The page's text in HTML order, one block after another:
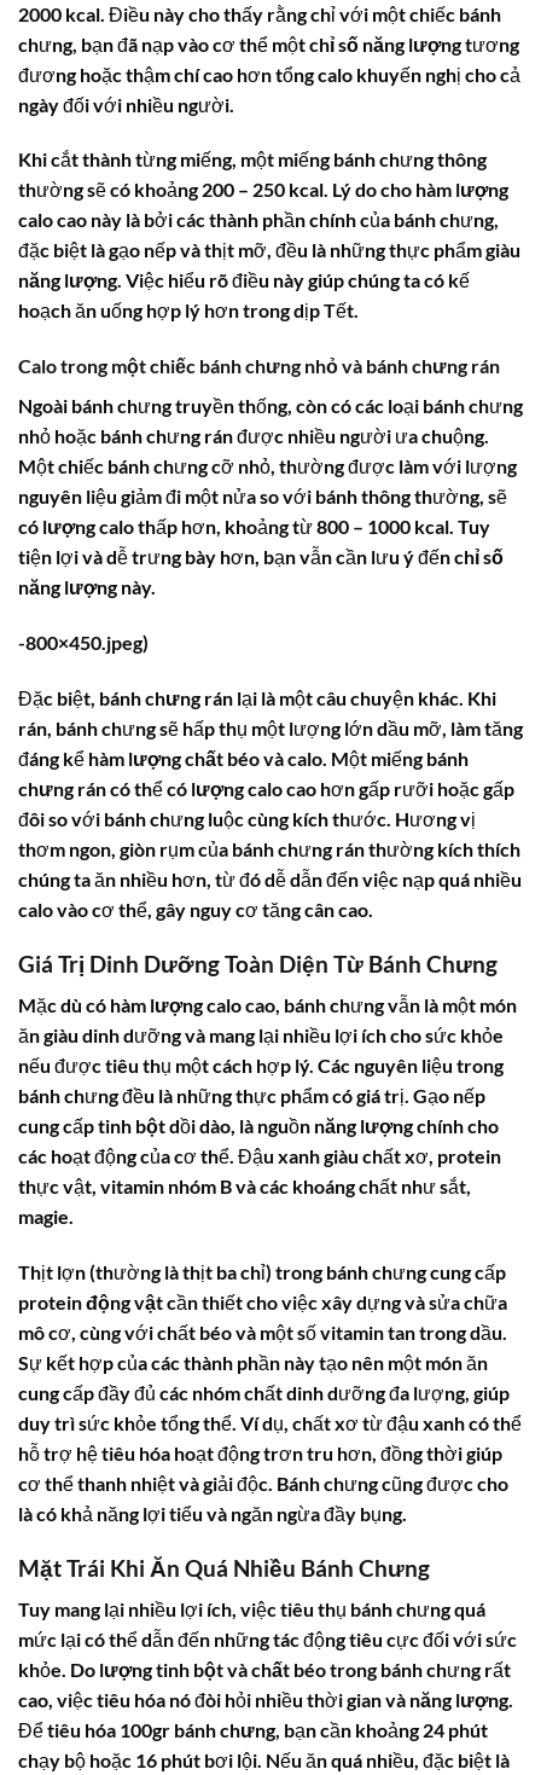
2000 kcal. Điều này cho thấy rằng chỉ với một chiếc bánh
chưng, bạn đã nạp vào cơ thể mộtchỉ số năng lượngtương
đương hoặc thậm chí cao hơn tổngcalo khuyến nghị cho cả
ngày đối với nhiều người.
Khi cắt thành từng miếng, một miếng bánh chưng thông
thường sẽ có khoảng 200 – 250 kcal. Lý do cho hàm lượng
calocao này là bởi các thành phần chính của bánh chưng,
đặc biệt là gạo nếp và thịt mỡ, đều là những thực phẩm giàu
năng lượng. Việc hiểu rõ điều này giúp chúng ta có kế
hoạch ăn uống hợp lý hơn trong dịp Tết.
Calo trong một chiếc bánh chưng nhỏ và bánh chưng rán
Ngoài bánh chưng truyền thống, còn có các loại bánh chưng
nhỏ hoặc bánh chưng rán được nhiều người ưa chuộng.
Một chiếc bánh chưng cỡ nhỏ, thường được làm với lượng
nguyên liệu giảm đi một nửa so với bánh thông thường, sẽ
có lượng calothấp hơn, khoảng từ 800 – 1000 kcal. Tuy
tiện lợi và dễ trưng bày hơn, bạn vẫn cần lưu ý đếnchỉ số
năng lượngnày.
-800×450.jpeg)
Đặc biệt, bánh chưng rán lại là một câu chuyện khác. Khi
rán, bánh chưng sẽ hấp thụ một lượng lớn dầu mỡ, làm tăng
đáng kể hàm lượng chất béovàcalo . Một miếngbánh
chưng ráncó thể có lượng calocao hơn gấp rưỡi hoặc gấp
đôi so với bánh chưng luộc cùng kích thước. Hương vị
thơm ngon, giòn rụm của bánh chưng rán thường kích thích
chúng ta ăn nhiều hơn, từ đó dễ dẫn đến việc nạp quá nhiều
calovào cơ thể, gây nguy cơ tăng cân cao.
Giá Trị Dinh Dưỡng Toàn Diện Từ Bánh Chưng
Mặc dù có hàm lượng calocao, bánh chưng vẫn là một món
ăn giàu dinh dưỡng và mang lại nhiều lợi ích cho sức khỏe
nếu được tiêu thụ một cách hợp lý. Các nguyên liệu trong
bánh chưng đều là những thực phẩm có giá trị. Gạo nếp
cung cấptinh bộtdồi dào, là nguồn năng lượngchính cho
các hoạt động của cơ thể. Đậu xanh giàu chất xơ, protein
thực vật, vitamin nhóm B và các khoáng chất như sắt,
magie.
Thịt lợn (thường là thịt ba chỉ) trong bánh chưng cung cấp
protein động vậtcần thiết cho việc xây dựng và sửa chữa
mô cơ, cùng với chất béo và một số vitamin tan trong dầu.
Sự kết hợp của các thành phần này tạo nên một món ăn
cung cấp đầy đủ các nhóm chất dinh dưỡng đa lượng, giúp
duy trì sức khỏe tổng thể. Ví dụ, chất xơ từ đậu xanh có thể
hỗ trợ hệ tiêu hóa hoạt động trơn tru hơn, đồng thời giúp
cơ thể thanh nhiệt và giải độc. Bánh chưng cũng được cho
là có khả năng lợi tiểu và ngăn ngừa đầy bụng.
Mặt Trái Khi Ăn Quá Nhiều Bánh Chưng
Tuy mang lại nhiều lợi ích, việc tiêu thụ bánh chưng quá
mức lại có thể dẫn đến những tác động tiêu cực đối với sức
khỏe. Do lượng tinh bộtvàchất béotrong bánh chưng rất
cao, việc tiêu hóa nó đòi hỏi nhiều thời gian và năng lượng.
Để tiêu hóa 100gr bánh chưng, bạn cần khoảng 24 phút
chạy bộ hoặc 16 phút bơi lội. Nếu ăn quá nhiều, đặc biệt là